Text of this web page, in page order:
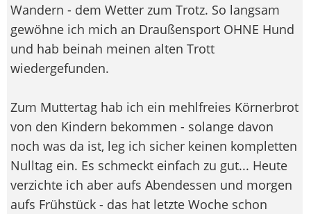
Wandern - dem Wetter zum Trotz. So langsam
gewöhne ich mich an Draußensport OHNE Hund
und hab beinah meinen alten Trott
wiedergefunden.
Zum Muttertag hab ich ein mehlfreies Körnerbrot
von den Kindern bekommen - solange davon
noch was da ist, leg ich sicher keinen kompletten
Nulltag ein. Es schmeckt einfach zu gut... Heute
verzichte ich aber aufs Abendessen und morgen
aufs Frühstück - das hat letzte Woche schon